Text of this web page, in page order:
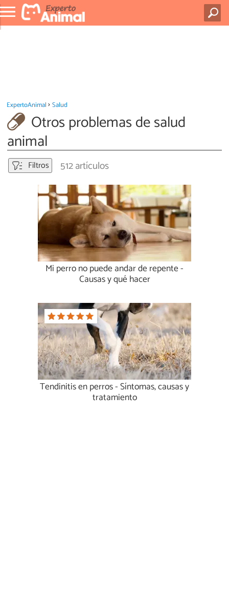
ExpertoAnimal Salud
Otros problemas de salud
animal
Filtros 512 artículos
Mi perro no puede andar de repente -
Causas y qué hacer
Tendinitis en perros - Síntomas, causas y
tratamiento